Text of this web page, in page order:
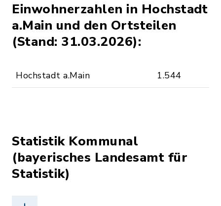
Einwohnerzahlen in Hochstadt
a.Main und den Ortsteilen
(Stand: 31.03.2026):
Hochstadt a.Main 1.544
Statistik Kommunal
(bayerisches Landesamt für
Statistik)